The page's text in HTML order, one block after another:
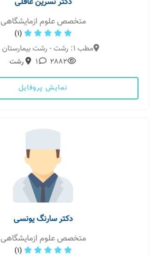
متخصص علوم ازمایشگاهی
(1)
مطب 1: رشت - رشت بیمارستان رازی
2882
1 رشت
نمایش پروفایل
دکتر سارنگ یونسی
متخصص علوم ازمایشگاهی
(1)